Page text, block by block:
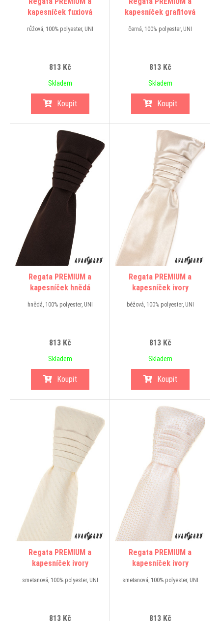
kapesníček fuxiová
růžová, 100% polyester, UNI
813 Kč
Skladem
Koupit
kapesníček grafitová
černá, 100% polyester, UNI
813 Kč
Skladem
Koupit
Regata PREMIUM a
kapesníček hnědá
hnědá, 100% polyester, UNI
813 Kč
Skladem
Koupit
Regata PREMIUM a
kapesníček ivory
béžová, 100% polyester, UNI
813 Kč
Skladem
Koupit
Regata PREMIUM a
kapesníček ivory
smetanová, 100% polyester, UNI
813 Kč
Regata PREMIUM a
kapesníček ivory
smetanová, 100% polyester, UNI
813 Kč